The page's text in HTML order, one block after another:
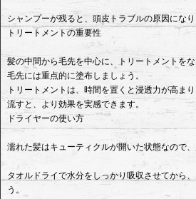
シャンプーが残ると、頭皮トラブルの原因になり
トリートメントの重要性
髪の中間から毛先を中心に、トリートメントを
毛先には重点的に塗布しましょう。
トリートメントは、時間を置くと浸透力が高ま
流すと、より効果を実感できます。
ドライヤーの使い方
濡れた髪はキューティクルが開いた状態なので
タオルドライで水分をしっかり吸収させてから
う。